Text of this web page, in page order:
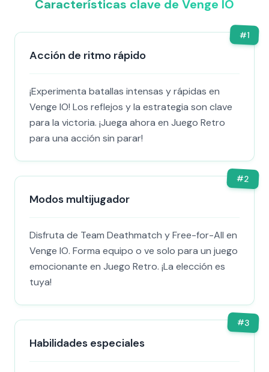
Características clave de Venge IO
#1
Acción de ritmo rápido
¡Experimenta batallas intensas y rápidas en
Venge IO! Los reflejos y la estrategia son clave
para la victoria. ¡Juega ahora en Juego Retro
para una acción sin parar!
#2
Modos multijugador
Disfruta de Team Deathmatch y Free-for-All en
Venge IO. Forma equipo o ve solo para un juego
emocionante en Juego Retro. ¡La elección es
tuya!
#3
Habilidades especiales